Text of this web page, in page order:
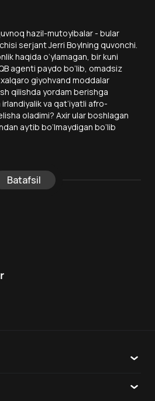
hazil-mutoyibalar - bular
serjant Jerri Boylning quvonchi.
haqida o‘ylamagan, bir kuni
agenti paydo bo‘lib, omadsiz
giyohvand moddalar
qilishda yordam berishga
va qat’iyatli afro-
oladimi? Axir ular boshlagan
aytib bo‘lmaydigan bo‘lib
Batafsil